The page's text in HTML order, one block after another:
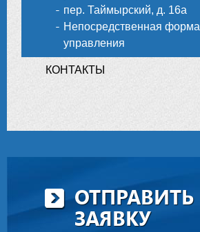
пер. Таймырский, д. 16а
Непосредственная форма
управления
КОНТАКТЫ
ОТПРАВИТЬ
ЗАЯВКУ